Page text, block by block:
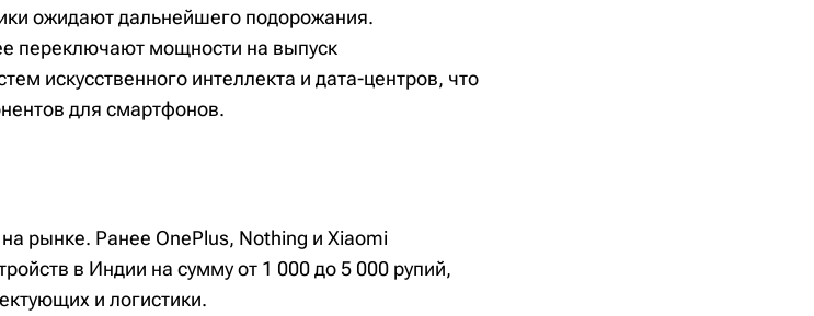
ожидают дальнейшего подорожания.
переключают мощности на выпуск
искусственного интеллекта и дата-центров, что
для смартфонов.
рынке. Ранее OnePlus, Nothing и Xiaomi
в Индии на сумму от 1 000 до 5 000 рупий,
и логистики.